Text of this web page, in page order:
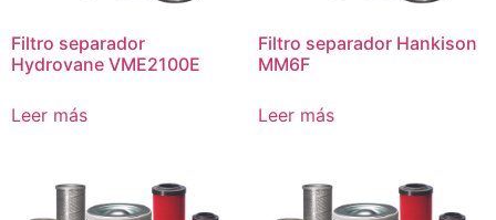
Filtro separador
Hydrovane VME2100E
Leer más
Filtro separador Hankison
MM6F
Leer más